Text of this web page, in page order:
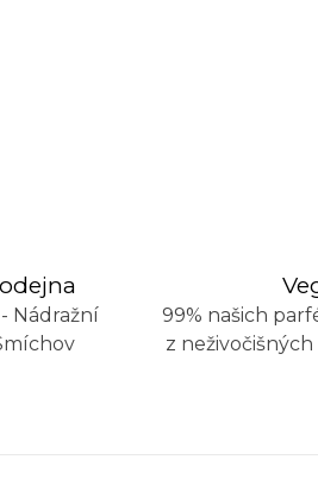
Nádražní
99% našich
z